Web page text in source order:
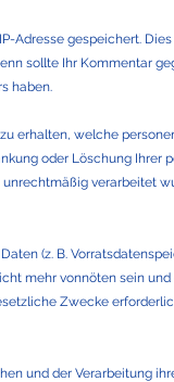
Adresse gespeichert.
sollte Ihr Kommentar
haben.
erhalten, welche
oder Löschung Ihrer
verarbeitet
(z. B.
mehr vonnöten sein
Zwecke
und der Verarbeitung